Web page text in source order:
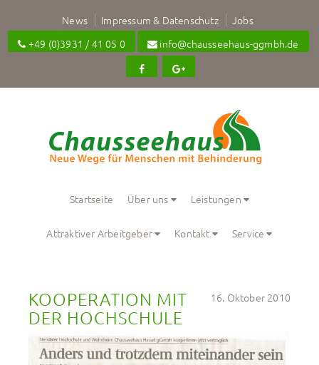
News Impressum & Datenschutz
Jobs
+49 (0)3931 / 41 05 0
info@chausseehaus-ggmbh.de
Startseite Über uns Leistungen
Attraktiver Arbeitgeber Kontakt Service
16. Oktober 2010
KOOPERATION MIT
DER HOCHSCHULE